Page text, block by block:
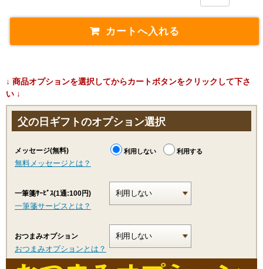
↓ 商品オプションを選択してからカートボタンをクリックして下さ
い ↓
父の日ギフトのオプション選択
メッセージ(無料)
無料メッセージとは？
利用しない 利用する
一筆箋ｻｰﾋﾞｽ(1通:100円)
一筆箋サービスとは？
おつまみオプション
おつまみオプションとは？